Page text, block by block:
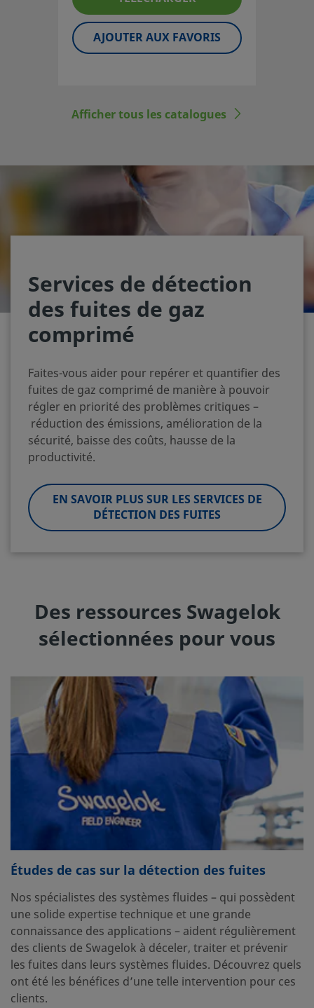
AJOUTER AUX FAVORIS
Afficher tous les catalogues
Services de détection
des fuites de gaz
comprimé
Faites-vous aider pour repérer et quantifier des
fuites de gaz comprimé de manière à pouvoir
régler en priorité des problèmes critiques –
réduction des émissions, amélioration de la
sécurité, baisse des coûts, hausse de la
productivité.
EN SAVOIR PLUS SUR LES SERVICES DE
DÉTECTION DES FUITES
Des ressources Swagelok
sélectionnées pour vous
Études de cas sur la détection des fuites
Nos spécialistes des systèmes fluides – qui possèdent
une solide expertise technique et une grande
connaissance des applications – aident régulièrement
des clients de Swagelok à déceler, traiter et prévenir
les fuites dans leurs systèmes fluides. Découvrez quels
ont été les bénéfices d’une telle intervention pour ces
clients.